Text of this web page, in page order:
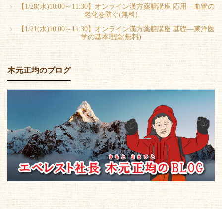
【1/28(水)10:00～11:30】オンライン漢方薬膳講座 応用―血管の
老化を防ぐ(無料)
【1/21(水)10:00～11:30】オンライン漢方薬膳講座 基礎―東洋医
学の基本理論(無料)
木元正均のブログ